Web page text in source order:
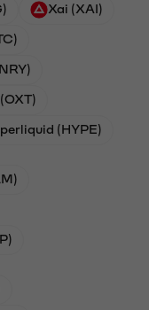
Xai (XAI)
(HYPE)